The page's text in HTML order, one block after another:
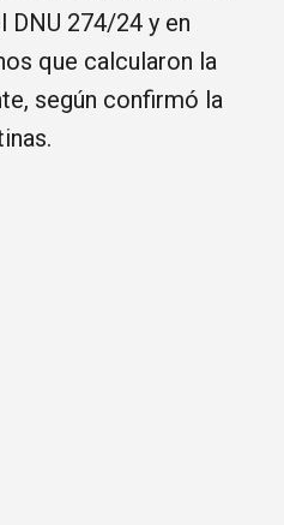
DNU 274/24 y en
que calcularon la
según confirmó la